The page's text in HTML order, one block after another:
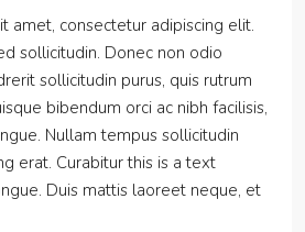
amet, consectetur adipiscing elit.
sollicitudin. Donec non odio
sollicitudin purus, quis rutrum
bibendum orci ac nibh facilisis,
Nullam tempus sollicitudin
erat. Curabitur this is a text
Duis mattis laoreet neque, et